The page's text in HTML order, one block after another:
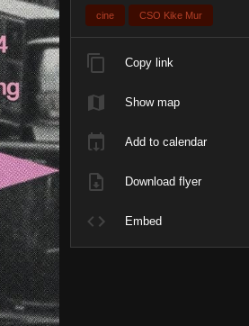
cine CSO Kike Mur
Copy link
Show map
Add to calendar
Download flyer
Embed